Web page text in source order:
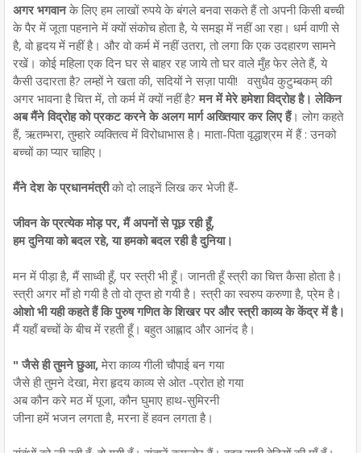
अगर भगवानके लिए हम लाखों रुपये के बंगले बनवा सकते हैं तो अपनी किसी बच्ची
के पैर में जूता पहनाने में क्यों संकोच होता है, ये समझ में नहीं आ रहा। धर्म वाणी से
है, वो हृदय में नहीं है। और वो कर्म में नहीं उतरा, तो लगा कि एक उदहारण सामने
रखें। कोई महिला एक दिन घर से बाहर रह जाये तो घर वाले मुँह फेर लेते हैं, ये
कैसी उदारता है? लम्हों ने खता की, सदियों ने सज़ा पायी! वसुधैव कुटुम्बकम् की
अगर भावना है चित्त में, तो कर्म में क्यों नहीं है? मन में मेरे हमेशा विद्रोह है। लेकिन
अब मैंने विद्रोह को प्रकट करने के अलग मार्ग अख्तियार कर लिए हैं। लोग कहते
हैं, ऋतम्भरा, तुम्हारे व्यक्तित्व में विरोधाभास है। माता-पिता वृद्धाश्रम में हैं : उनको
बच्चों का प्यार चाहिए।
मैंने देश के प्रधानमंत्रीको दो लाइनें लिख कर भेजी हैं-
जीवन के प्रत्येक मोड़ पर, मैं अपनों से पूछ रही हूँ,
हम दुनिया को बदल रहे, या हमको बदल रही है दुनिया।
मन में पीड़ा है, मैं साध्वी हूँ, पर स्त्री भी हूँ। जानती हूँ स्त्री का चित्त कैसा होता है।
स्त्री अगर माँ हो गयी है तो वो तृप्त हो गयी है। स्त्री का स्वरुप करुणा है, प्रेम है।
ओशो भी यही कहते हैं कि पुरुष गणित के शिखर पर और स्त्री काव्य के केंद्र में है।
मैं यहाँ बच्चों के बीच में रहती हूँ। बहुत आह्लाद और आनंद है।
" जैसे ही तुमने छुआ, मेरा काव्य गीली चौपाई बन गया
जैसे ही तुमने देखा, मेरा हृदय काव्य से ओत -प्रोत हो गया
अब कौन करे मठ में पूजा, कौन घुमाए हाथ-सुमिरनी
जीना हमें भजन लगता है, मरना हें हवन लगता है।